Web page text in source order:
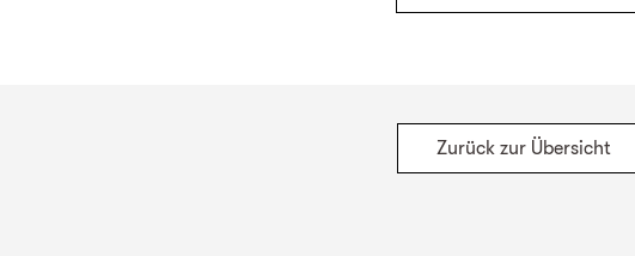
Zurück zur Übersicht